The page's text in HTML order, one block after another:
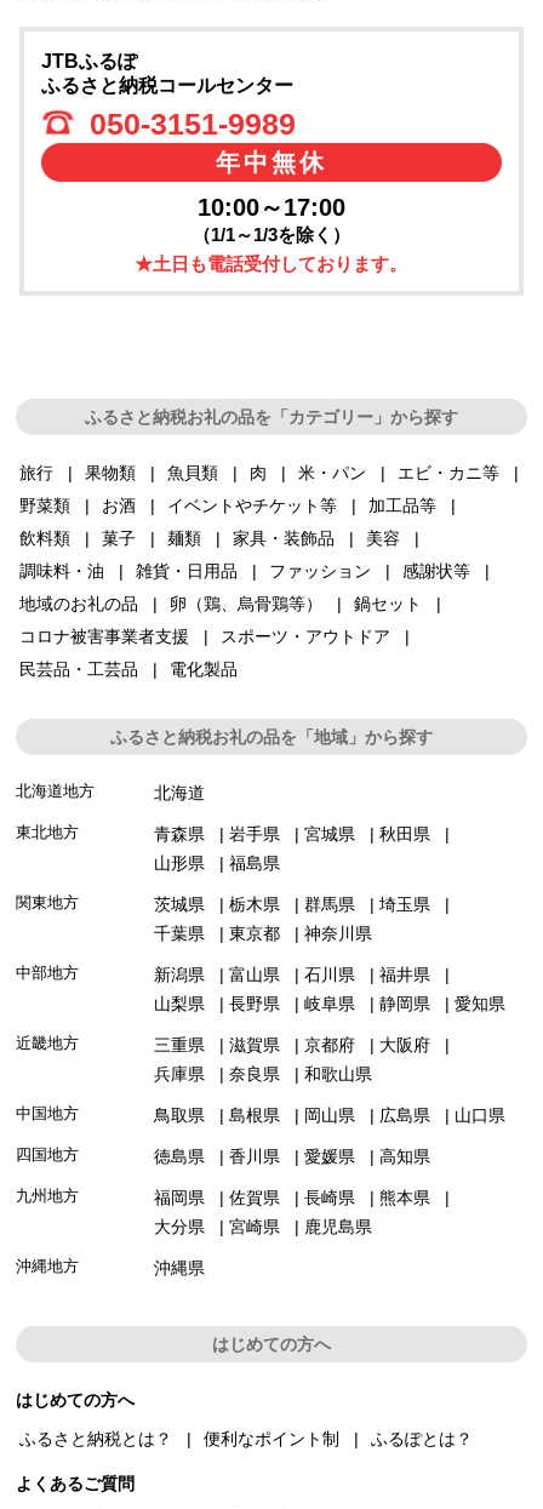
JTBふるぽ
ふるさと納税コールセンター
050-3151-9989
年中無休
10:00～17:00
（1/1～1/3を除く）
★土日も電話受付しております。
ふるさと納税お礼の品を「カテゴリー」から探す
旅行 果物類 魚貝類 肉 米・パン
エビ・カニ等
野菜類
お酒 イベントやチケット等
加工品等
飲料類
菓子 麺類 家具・装飾品
美容
調味料・油
雑貨・日用品 ファッション
感謝状等
地域のお礼の品
卵（鶏、烏骨鶏等）
鍋セット
コロナ被害事業者支援
スポーツ・アウトドア
民芸品・工芸品
電化製品
ふるさと納税お礼の品を「地域」から探す
北海道地方 北海道
東北地方 青森県 岩手県 宮城県
秋田県
山形県
福島県
関東地方 茨城県 栃木県 群馬県
埼玉県
千葉県
東京都 神奈川県
中部地方 新潟県 富山県 石川県
福井県
山梨県
長野県 岐阜県 静岡県 愛知県
近畿地方 三重県 滋賀県 京都府
大阪府
兵庫県
奈良県 和歌山県
中国地方 鳥取県 島根県 岡山県 広島県 山口県
四国地方 徳島県 香川県 愛媛県 高知県
九州地方 福岡県 佐賀県 長崎県
熊本県
大分県
宮崎県 鹿児島県
沖縄地方 沖縄県
はじめての方へ
はじめての方へ
ふるさと納税とは？
便利なポイント制 ふるぽとは？
よくあるご質問